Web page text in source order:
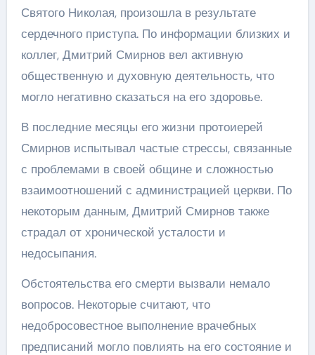
Святого Николая, произошла в результате
сердечного приступа. По информации близких и
коллег, Дмитрий Смирнов вел активную
общественную и духовную деятельность, что
могло негативно сказаться на его здоровье.
В последние месяцы его жизни протоиерей
Смирнов испытывал частые стрессы, связанные
с проблемами в своей общине и сложностью
взаимоотношений с администрацией церкви. По
некоторым данным, Дмитрий Смирнов также
страдал от хронической усталости и
недосыпания.
Обстоятельства его смерти вызвали немало
вопросов. Некоторые считают, что
недобросовестное выполнение врачебных
предписаний могло повлиять на его состояние и